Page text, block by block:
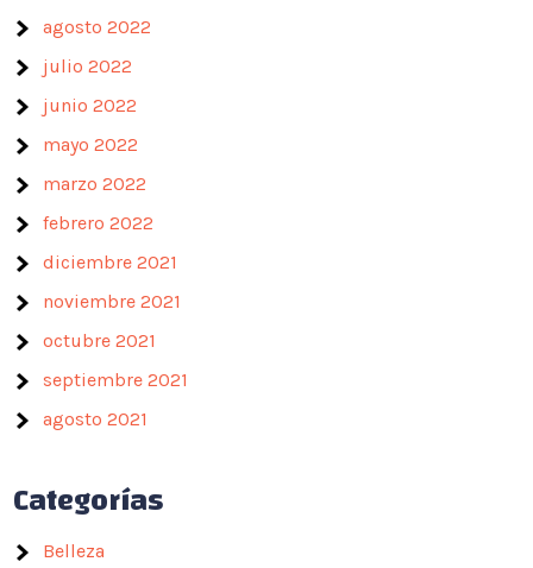
agosto 2022
julio 2022
junio 2022
mayo 2022
marzo 2022
febrero 2022
diciembre 2021
noviembre 2021
octubre 2021
septiembre 2021
agosto 2021
Categorías
Belleza